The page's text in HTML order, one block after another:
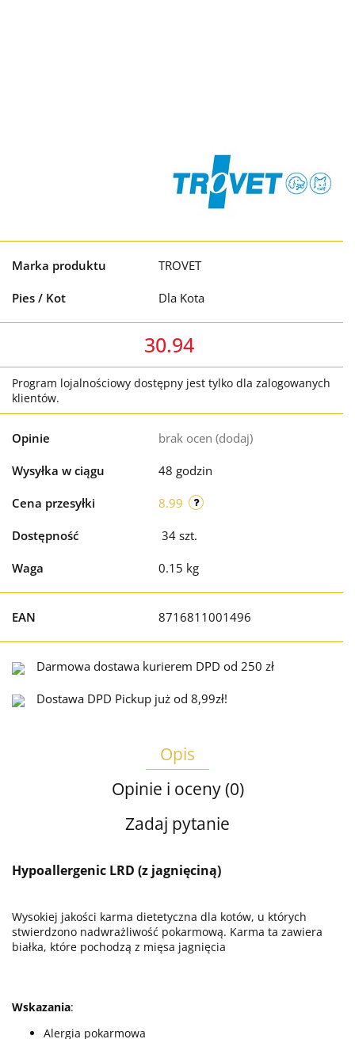
Marka produktu TROVET
Pies / Kot Dla Kota
30.94
Program lojalnościowy dostępny jest tylko dla zalogowanych
klientów.
Opinie brak ocen (dodaj)
Wysyłka w ciągu 48 godzin
Cena przesyłki 8.99
Dostępność 34 szt.
Waga 0.15 kg
EAN 8716811001496
Darmowa dostawa kurierem DPD od 250 zł
Dostawa DPD Pickup już od 8,99zł!
Opis
Opinie i oceny (0)
Zadaj pytanie
Hypoallergenic LRD (z jagnięciną)
Wysokiej jakości karma dietetyczna dla kotów, u których
stwierdzono nadwrażliwość pokarmową. Karma ta zawiera
białka, które pochodzą z mięsa jagnięcia
Wskazania:
Alergia pokarmowa